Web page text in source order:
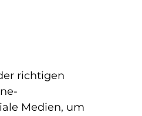
richtigen
Medien, um